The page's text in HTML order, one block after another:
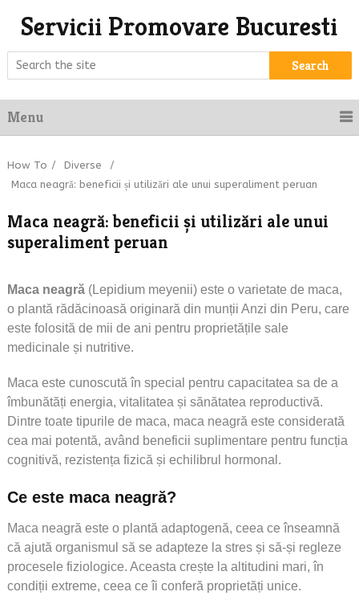
Servicii Promovare Bucuresti
Search
Menu
How To / Diverse
/
Maca neagră: beneficii și utilizări ale unui superaliment peruan
Maca neagră: beneficii și utilizări ale unui
superaliment peruan
Maca neagră (Lepidium meyenii) este o varietate de maca,
o plantă rădăcinoasă originară din munții Anzi din Peru, care
este folosită de mii de ani pentru proprietățile sale
medicinale și nutritive.
Maca este cunoscută în special pentru capacitatea sa de a
îmbunătăți energia, vitalitatea și sănătatea reproductivă.
Dintre toate tipurile de maca, maca neagră este considerată
cea mai potentă, având beneficii suplimentare pentru funcția
cognitivă, rezistența fizică și echilibrul hormonal.
Ce este maca neagră?
Maca neagră este o plantă adaptogenă, ceea ce înseamnă
că ajută organismul să se adapteze la stres și să-și regleze
procesele fiziologice. Aceasta crește la altitudini mari, în
condiții extreme, ceea ce îi conferă proprietăți unice.